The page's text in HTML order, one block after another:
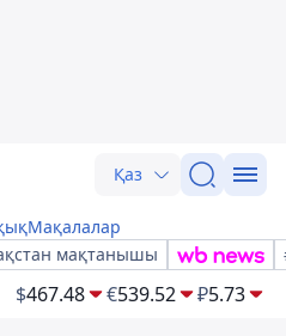
Қаз
Мақалалар
мақтанышы
$467.48 €539.52 ₽5.73